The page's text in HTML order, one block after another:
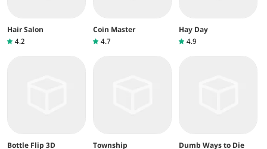
Hair Salon
4.2
Coin Master
4.7
Hay Day
4.9
Bottle Flip 3D
Township
Dumb Ways to Die